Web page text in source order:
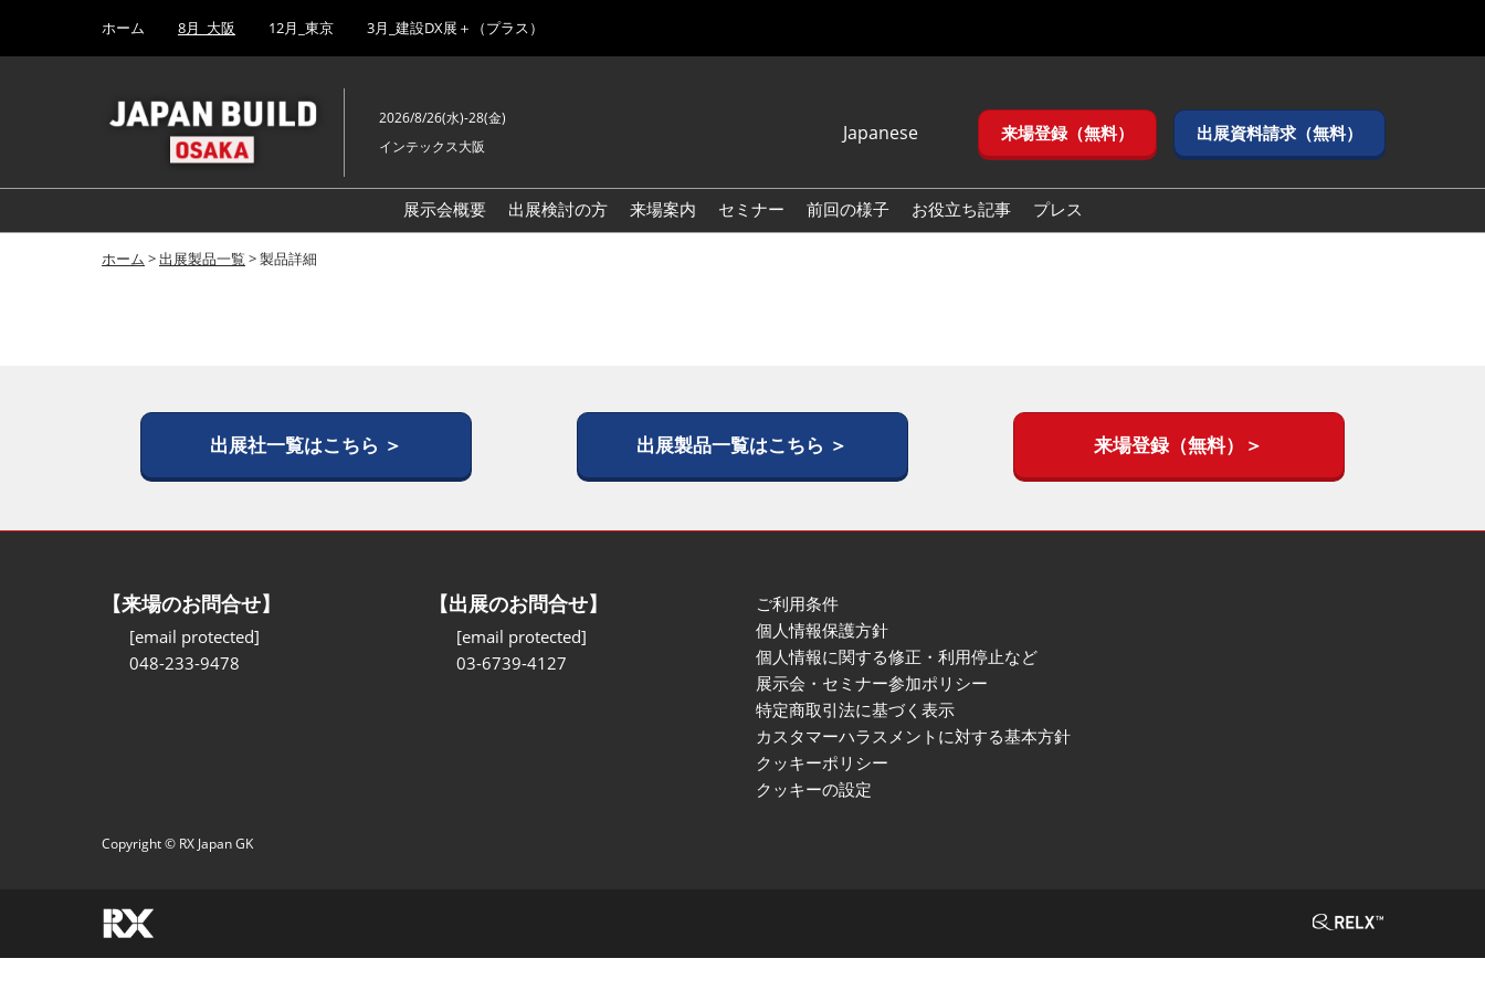
キ
し
to
ホーム 8月_大阪 12月_東京 3月_建設DX展＋（プラス）
2026/8/26(水)-28(金)
インテックス大阪
Japanese
English
Korean (Naver
来場登録（無料） 出展資料請求（無料）
展示会概要 出展検討の方 来場案内 セミナー 前回の様子 お役立ち記事 プレス
ホーム >出展製品一覧 > 製品詳細
出展社一覧はこちら ＞ 出展製品一覧はこちら ＞ 来場登録（無料）＞
【来場のお問合せ】
[email protected]
048-233-9478
【出展のお問合せ】
[email protected]
03-6739-4127
ご利用条件
個人情報保護方針
個人情報に関する修正・利用停止など
展示会・セミナー参加ポリシー
特定商取引法に基づく表示
カスタマーハラスメントに対する基本方針
クッキーポリシー
クッキーの設定
Copyright © RX Japan GK